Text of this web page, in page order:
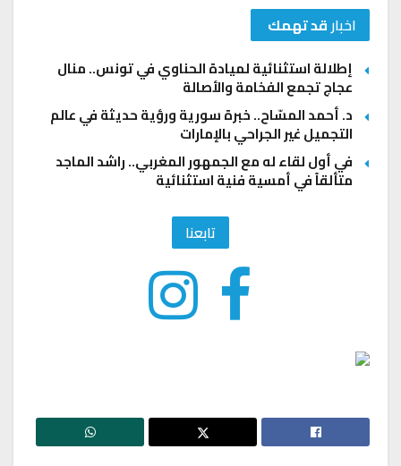
اخبارقد تهمك
إطلالة استثنائية لميادة الحناوي في تونس.. منال
عجاج تجمع الفخامة والأصالة
د. أحمد المسّاح.. خبرة سورية ورؤية حديثة في عالم
التجميل غير الجراحي بالإمارات
في أول لقاء له مع الجمهور المغربي.. راشد الماجد
متألقاً في أمسية فنية استثنائية
تابعنا